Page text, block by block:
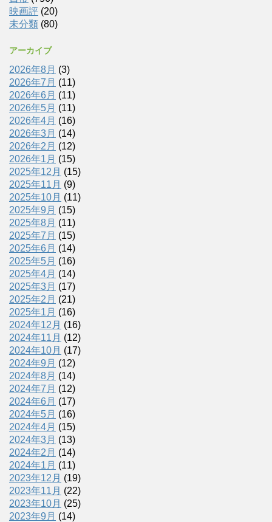
映画評 (20)
未分類 (80)
アーカイブ
2026年8月 (3)
2026年7月 (11)
2026年6月 (11)
2026年5月 (11)
2026年4月 (16)
2026年3月 (14)
2026年2月 (12)
2026年1月 (15)
2025年12月 (15)
2025年11月 (9)
2025年10月 (11)
2025年9月 (15)
2025年8月 (11)
2025年7月 (15)
2025年6月 (14)
2025年5月 (16)
2025年4月 (14)
2025年3月 (17)
2025年2月 (21)
2025年1月 (16)
2024年12月 (16)
2024年11月 (12)
2024年10月 (17)
2024年9月 (12)
2024年8月 (14)
2024年7月 (12)
2024年6月 (17)
2024年5月 (16)
2024年4月 (15)
2024年3月 (13)
2024年2月 (14)
2024年1月 (11)
2023年12月 (19)
2023年11月 (22)
2023年10月 (25)
2023年9月 (14)